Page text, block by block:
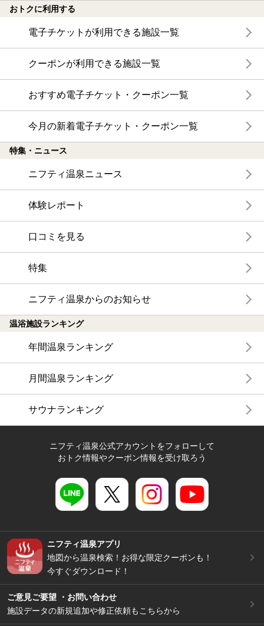
おトクに利用する
電子チケットが利用できる施設一覧
クーポンが利用できる施設一覧
おすすめ電子チケット・クーポン一覧
今月の新着電子チケット・クーポン一覧
特集・ニュース
ニフティ温泉ニュース
体験レポート
口コミを見る
特集
ニフティ温泉からのお知らせ
温浴施設ランキング
年間温泉ランキング
月間温泉ランキング
サウナランキング
ニフティ温泉公式アカウントをフォローして
おトク情報やクーポン情報を受け取ろう
ニフティ温泉アプリ
地図から温泉検索！お得な限定クーポンも！
今すぐダウンロード！
ご意見ご要望 ・お問い合わせ
施設データの新規追加や修正依頼もこちらから